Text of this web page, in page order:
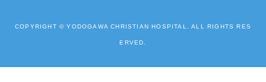
COPYRIGHT © YODOGAWA CHRISTIAN HOSPITAL. ALL RIGHTS RES
ERVED.